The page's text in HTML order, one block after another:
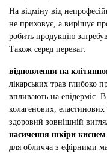
На відміну від
не приховує, а вирішує
робить продукцію
Також серед переваг:
відновлення на
лікарських трав глибоко
впливають на епідерміс. В
колагенових,
здоровий зовнішній
насичення шкіри
для обличча з ефірними